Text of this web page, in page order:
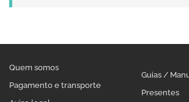
Quem somos
Pagamento e transporte
Guias /
Presentes